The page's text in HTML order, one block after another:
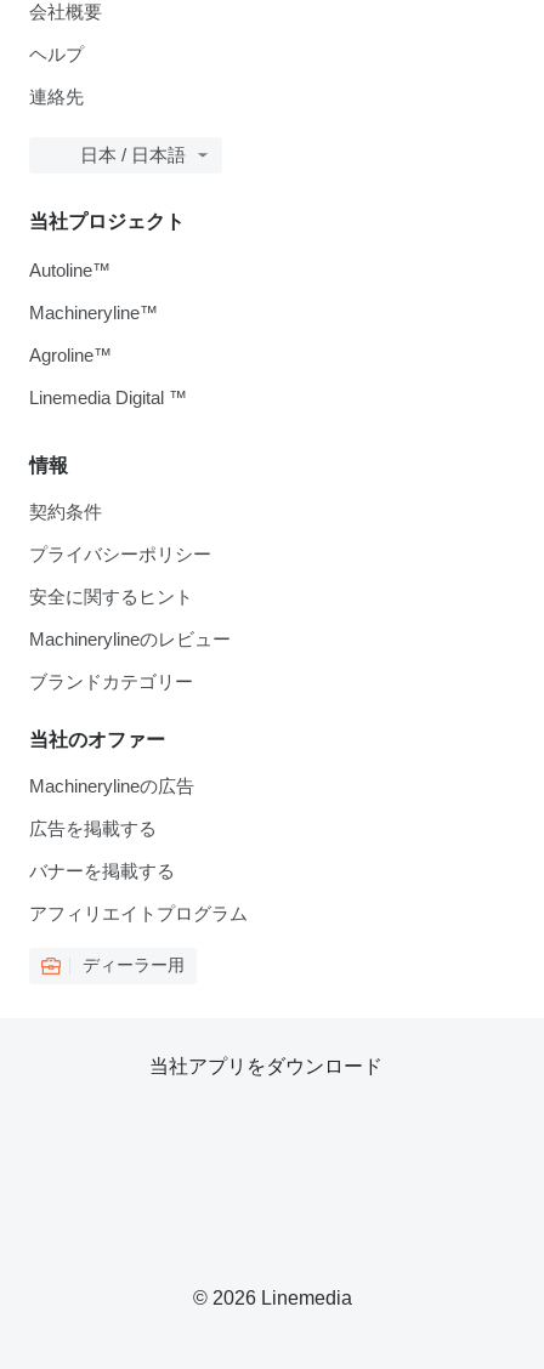
会社概要
ヘルプ
連絡先
日本 / 日本語
情報
契約条件
プライバシーポリシー
安全に関するヒント
Machinerylineのレビュー
ブランドカテゴリー
当社のオファー
Machinerylineの広告
広告を掲載する
バナーを掲載する
アフィリエイトプログラム
ディーラー用
当社プロジェクト
Autoline™
Machineryline™
Agroline™
Linemedia Digital ™
© 2026 Linemedia
当社アプリをダウンロード